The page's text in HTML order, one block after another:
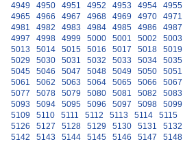
4949
4950 4951 4952 4953 4954 4955
4965
4966 4967 4968 4969 4970 4971
4981
4982 4983 4984 4985 4986 4987
4997
4998 4999 5000 5001 5002 5003
5013
5014 5015 5016 5017 5018 5019
5029
5030 5031 5032 5033 5034 5035
5045
5046 5047 5048 5049 5050 5051
5061
5062 5063 5064 5065 5066 5067
5077
5078 5079 5080 5081 5082 5083
5093
5094 5095 5096 5097 5098 5099
5109
5110 5111 5112 5113 5114 5115
5126
5127 5128 5129 5130 5131 5132
5142
5143 5144 5145 5146 5147 5148